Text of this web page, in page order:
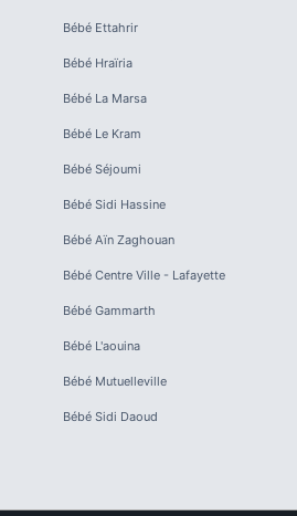
Bébé Ettahrir
Bébé Hraïria
Bébé La Marsa
Bébé Le Kram
Bébé Séjoumi
Bébé Sidi Hassine
Bébé Aïn Zaghouan
Bébé Centre Ville - Lafayette
Bébé Gammarth
Bébé L'aouina
Bébé Mutuelleville
Bébé Sidi Daoud